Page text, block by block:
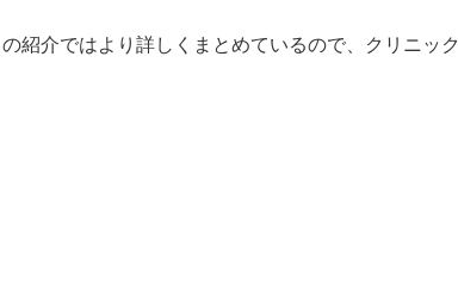
紹介ではより詳しくまとめているので、クリニック